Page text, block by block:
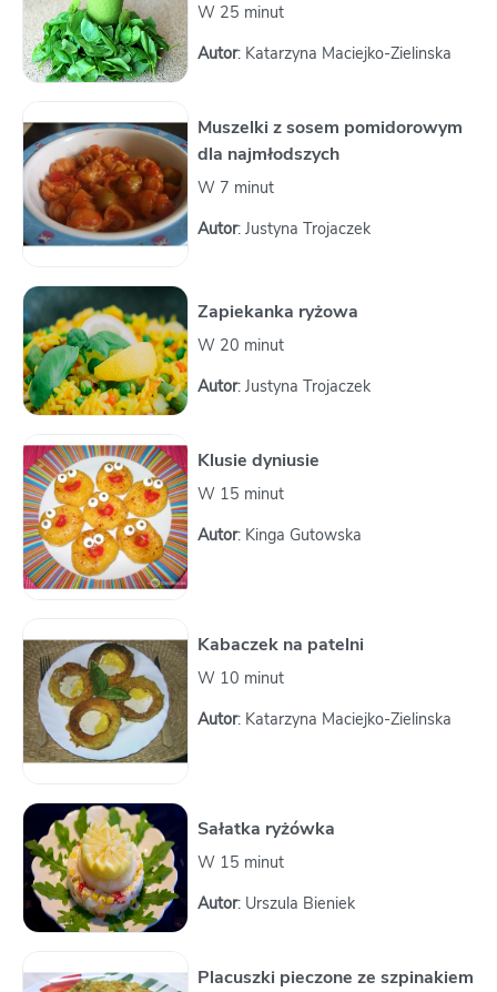
W 25 minut
Autor: Katarzyna Maciejko-Zielinska
Muszelki z sosem pomidorowym
dla najmłodszych
W 7 minut
Autor: Justyna Trojaczek
Zapiekanka ryżowa
W 20 minut
Autor: Justyna Trojaczek
Klusie dyniusie
W 15 minut
Autor: Kinga Gutowska
Kabaczek na patelni
W 10 minut
Autor: Katarzyna Maciejko-Zielinska
Sałatka ryżówka
W 15 minut
Autor: Urszula Bieniek
Placuszki pieczone ze szpinakiem